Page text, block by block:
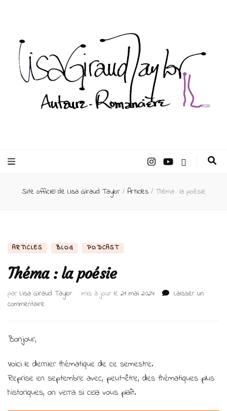
Taylor –
Site officiel de Lisa Giraud Taylor / Articles / Théma : la poésie
ARTICLES BLOG PODCAST
Théma : la poésie
par Lisa Giraud Taylor mis à jour le 21 mai 2024
Laisser un
commentaire
Bonjour,
Voici le dernier thématique de ce semestre.
Reprise en septembre avec, peut-être, des thématiques plus
historiques, on verra si cela vous plaît.